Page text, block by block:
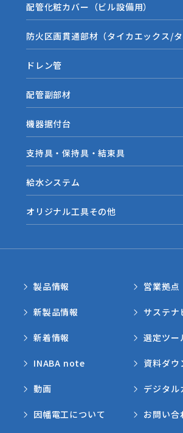
配管化粧カバー（ビル設備用）
防火区画貫通部材（タイカエックス/タ
ドレン管
配管副部材
機器据付台
支持具・保持具・結束具
給水システム
オリジナル工具その他
製品情報
新製品情報
新着情報
INABA note
動画
因幡電工について
営業拠点
サステナ
選定ツー
資料ダウ
デジタル
お問い合